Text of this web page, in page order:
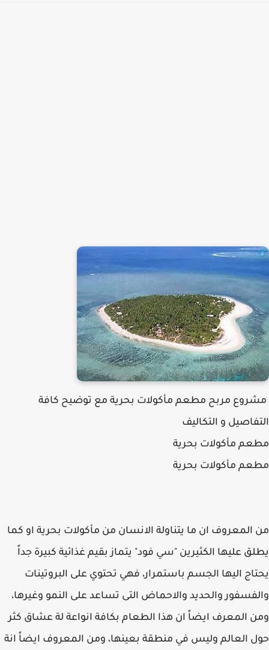
​ مشروع مربح مطعم مأكولات بحرية مع توضيح كافة
التفاصيل و التكاليف
مطعم مأكولات بحرية
مطعم مأكولات بحرية
من المعروف ان ما يتناولة الانسان من مأكولات بحرية او كما
يطلق عليها الكثيرين "سي فود" يتماز بقيم غذائية كبيرة جداً
يحتاج اليها الجسم باستمرار، فهي تحتوي على البروتينات
والفسفور والحديد والاحماض التى تساعد على النمو وغيرها،
ومن المعرف ايضاً ان هذا الطعام بكافة انواعة لة عشاق كثر
حول العالم وليس في منطقة بعينها، ومن المعروف ايضاً انة